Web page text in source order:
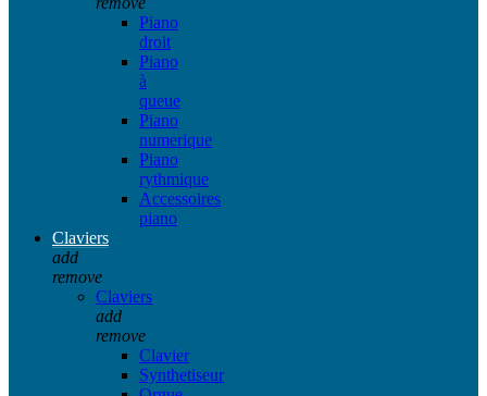
Piano
droit
Piano
à
queue
Piano
numerique
Piano
rythmique
Accessoires
piano
Claviers
add
remove
Claviers
add
remove
Clavier
Synthetiseur